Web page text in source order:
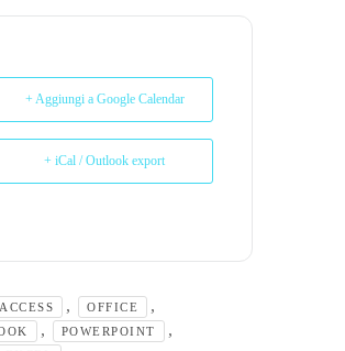
+ Aggiungi a Google Calendar
+ iCal / Outlook export
ACCESS , OFFICE ,
, POWERPOINT ,